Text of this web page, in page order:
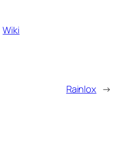
Wiki
Rainlox →